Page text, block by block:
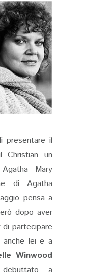
presentare il
Christian un
Mary
di Agatha
pensa a
dopo aver
partecipare
anche lei e a
Winwood
a